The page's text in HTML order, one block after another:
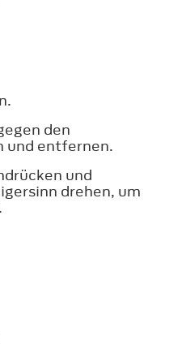
den
und entfernen.
und
drehen, um